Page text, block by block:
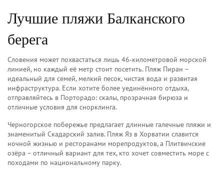
Лучшие пляжи Балканского
берега
Словения может похвастаться лишь 46‑километровой морской
линией, но каждый её метр стоит посетить. Пляж Пиран –
идеальный для семей, мелкий песок, чистая вода и развитая
инфраструктура. Если хотите более уединённого отдыха,
отправляйтесь в Порторадо: скалы, прозрачная бирюза и
отличные условия для снорклинга.
Черногорское побережье предлагает длинные галечные пляжи и
знаменитый Скадарский залив. Пляж Яз в Хорватии славится
ночной жизнью и ресторанами морепродуктов, а Плитвичские
озёра – отличный вариант для тех, кто хочет совместить море с
походами по национальному парку.